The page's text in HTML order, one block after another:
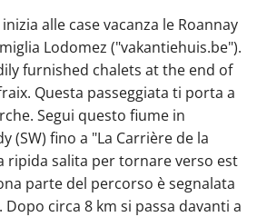
alle case vacanza le Roannay
Lodomez ("vakantiehuis.be").
furnished chalets at the end of
Questa passeggiata ti porta a
Segui questo fiume in
(SW) fino a "La Carrière de la
ripida salita per tornare verso est
parte del percorso è segnalata
. Dopo circa 8 km si passa davanti a